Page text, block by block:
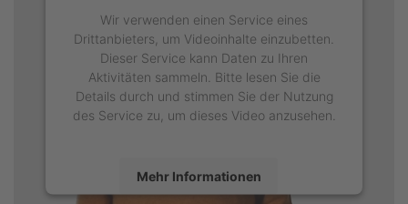
Wir verwenden einen Service eines
Drittanbieters, um Videoinhalte einzubetten.
Dieser Service kann Daten zu Ihren
Aktivitäten sammeln. Bitte lesen Sie die
Details durch und stimmen Sie der Nutzung
des Service zu, um dieses Video anzusehen.
Mehr Informationen